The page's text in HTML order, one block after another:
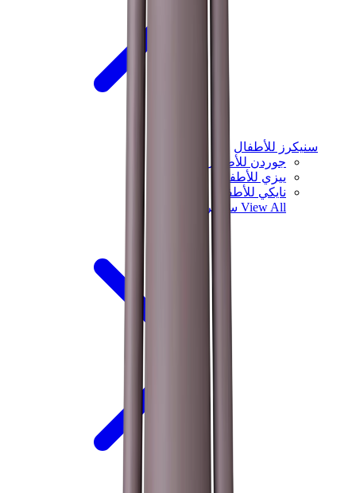
سنيكرز للأطفال
جوردن للأطفال
ييزي للأطفال
نايكي للأطفال
View All سنيكرز للأطفال